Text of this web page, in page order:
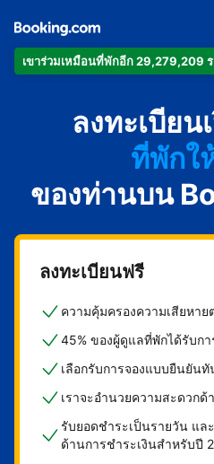
เข้าร่วมเหมือนที่พักอีก 29,279,209
ลงทะเบียน
อพาร์ต
โรง
ที่พักใ
เกสต์
บีแอ
ของท่านบน
ลงทะเบียนฟรี
ความคุ้มครองความเสียหา
45% ของผู้ดูแลที่พักได้รับก
เลือกรับการจองแบบยืนยัน
เราจะอำนวยความสะดวก
รับยอดชำระเป็นรายวัน แล
ด้านการชำระเงินสำหรับปี